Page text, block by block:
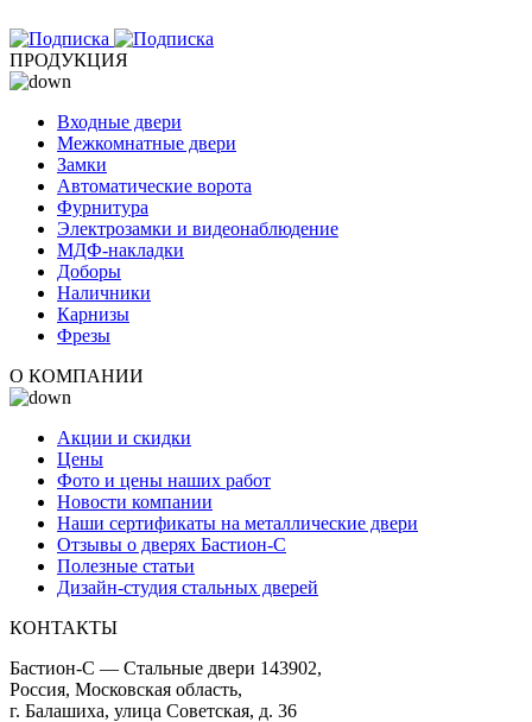
ПРОДУКЦИЯ
Входные двери
Межкомнатные двери
Замки
Автоматические ворота
Фурнитура
Электрозамки и видеонаблюдение
МДФ-накладки
Доборы
Наличники
Карнизы
Фрезы
О КОМПАНИИ
Акции и скидки
Цены
Фото и цены наших работ
Новости компании
Наши сертификаты на металлические двери
Отзывы о дверях Бастион-С
Полезные статьи
Дизайн-студия стальных дверей
КОНТАКТЫ
Бастион-С — Стальные двери 143902,
Россия, Московская область,
г. Балашиха, улица Советская, д. 36